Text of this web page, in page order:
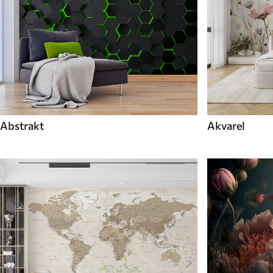
Abstrakt Akvarel